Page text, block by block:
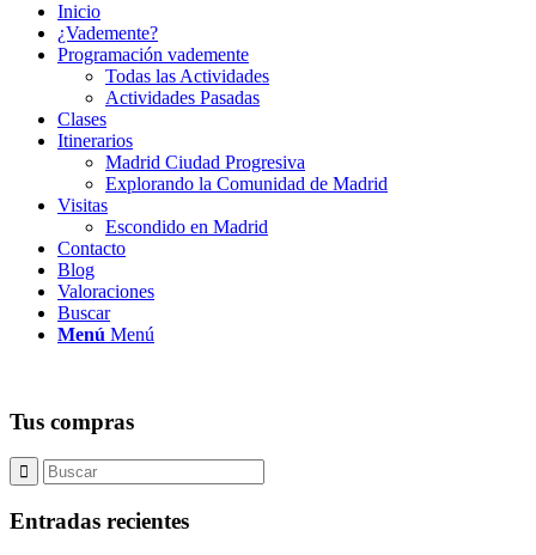
Inicio
¿Vademente?
Programación vademente
Todas las Actividades
Actividades Pasadas
Clases
Itinerarios
Madrid Ciudad Progresiva
Explorando la Comunidad de Madrid
Visitas
Escondido en Madrid
Contacto
Blog
Valoraciones
Buscar
Menú Menú
Tus compras
Entradas recientes